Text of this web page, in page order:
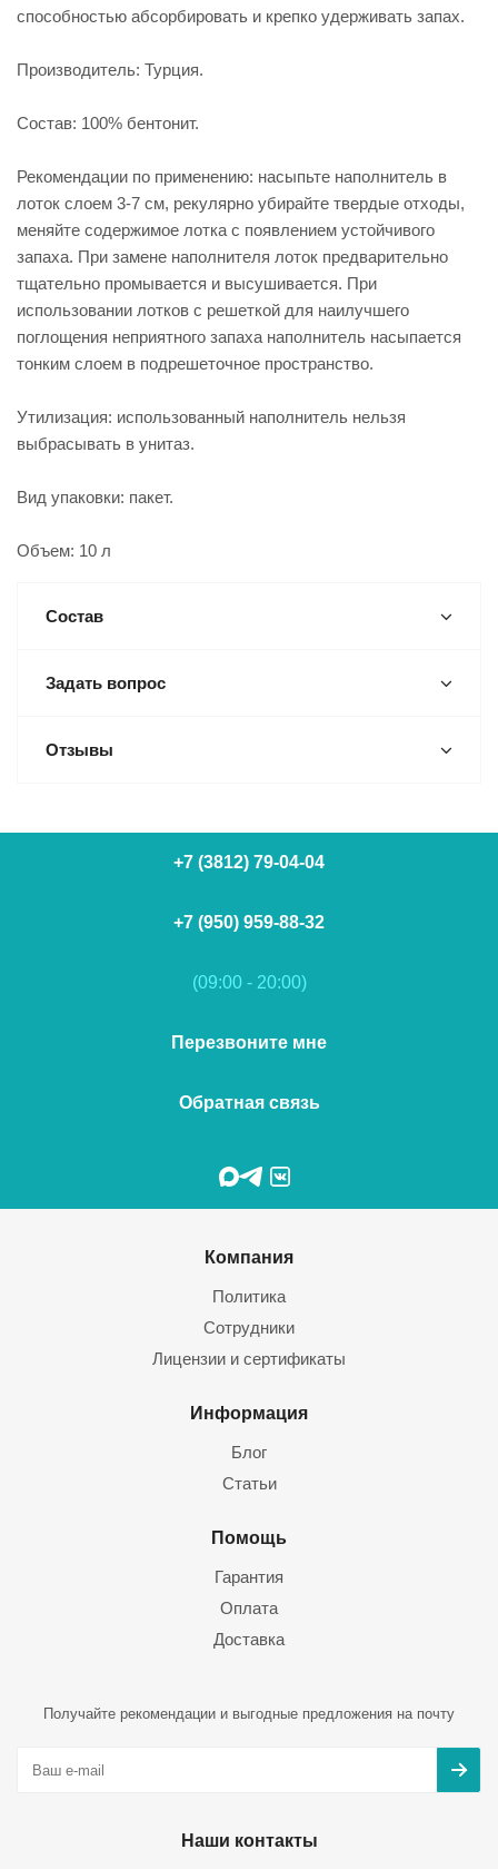
способностью абсорбировать и крепко удерживать запах.
Производитель: Турция.
Состав: 100% бентонит.
Рекомендации по применению: насыпьте наполнитель в
лоток слоем 3-7 см, рекулярно убирайте твердые отходы,
меняйте содержимое лотка с появлением устойчивого
запаха. При замене наполнителя лоток предварительно
тщательно промывается и высушивается. При
использовании лотков с решеткой для наилучшего
поглощения неприятного запаха наполнитель насыпается
тонким слоем в подрешеточное пространство.
Утилизация: использованный наполнитель нельзя
выбрасывать в унитаз.
Вид упаковки: пакет.
Объем: 10 л
Состав
Задать вопрос
Отзывы
+7 (3812) 79-04-04
+7 (950) 959-88-32
(09:00 - 20:00)
Перезвоните мне
Обратная связь
Компания
Политика
Сотрудники
Лицензии и сертификаты
Информация
Блог
Статьи
Помощь
Гарантия
Оплата
Доставка
Получайте рекомендации и выгодные предложения на почту
Наши контакты